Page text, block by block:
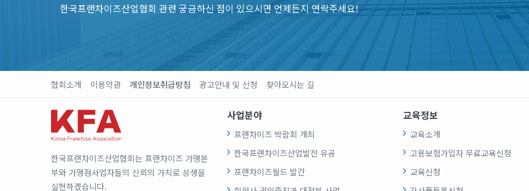
한국프랜차이즈산업협회 관련 궁금하신 점이 있으시면 언제든지 연락주세요!
협회소개 이용약관 개인정보취급방침 광고안내 및 신청 찾아오시는 길
한국프랜차이즈산업협회는 프랜차이즈 가맹본
부와 가맹점사업자들의 신뢰의 가치로 상생을
실현하겠습니다.
사업분야
프랜차이즈 박람회 개최
한국프랜차이즈산업발전 유공
프랜차이즈월드 발간
교육정보
교육소개
고용보험가입자 무료교육신청
교육신청